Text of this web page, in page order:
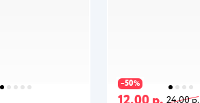
−50%
24,00 р.